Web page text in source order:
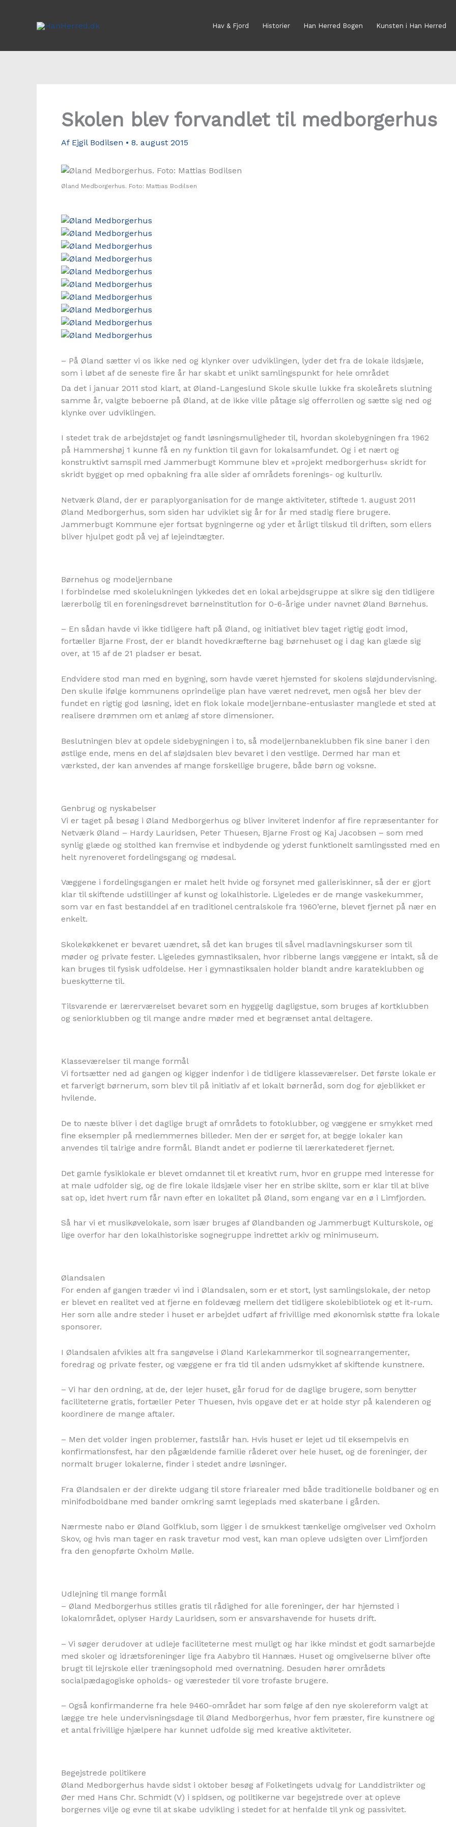
Hav & Fjord Historier Han Herred Bogen Kunsten i Han Herred
Skolen blev forvandlet til medborgerhus
Af Ejgil Bodilsen • 8. august 2015
Øland Medborgerhus. Foto: Mattias Bodilsen
– På Øland sætter vi os ikke ned og klynker over udviklingen, lyder det fra de lokale ildsjæle,
som i løbet af de seneste fire år har skabt et unikt samlingspunkt for hele området
Da det i januar 2011 stod klart, at Øland-Langeslund Skole skulle lukke fra skoleårets slutning
samme år, valgte beboerne på Øland, at de ikke ville påtage sig offerrollen og sætte sig ned og
klynke over udviklingen.
I stedet trak de arbejdstøjet og fandt løsningsmuligheder til, hvordan skolebygningen fra 1962
på Hammershøj 1 kunne få en ny funktion til gavn for lokalsamfundet. Og i et nært og
konstruktivt samspil med Jammerbugt Kommune blev et »projekt medborgerhus« skridt for
skridt bygget op med opbakning fra alle sider af områdets forenings- og kulturliv.
Netværk Øland, der er paraplyorganisation for de mange aktiviteter, stiftede 1. august 2011
Øland Medborgerhus, som siden har udviklet sig år for år med stadig flere brugere.
Jammerbugt Kommune ejer fortsat bygningerne og yder et årligt tilskud til driften, som ellers
bliver hjulpet godt på vej af lejeindtægter.
Børnehus og modeljernbane
I forbindelse med skolelukningen lykkedes det en lokal arbejdsgruppe at sikre sig den tidligere
lærerbolig til en foreningsdrevet børneinstitution for 0-6-årige under navnet Øland Børnehus.
– En sådan havde vi ikke tidligere haft på Øland, og initiativet blev taget rigtig godt imod,
fortæller Bjarne Frost, der er blandt hovedkræfterne bag børnehuset og i dag kan glæde sig
over, at 15 af de 21 pladser er besat.
Endvidere stod man med en bygning, som havde været hjemsted for skolens sløjdundervisning.
Den skulle ifølge kommunens oprindelige plan have været nedrevet, men også her blev der
fundet en rigtig god løsning, idet en flok lokale modeljernbane-entusiaster manglede et sted at
realisere drømmen om et anlæg af store dimensioner.
Beslutningen blev at opdele sidebygningen i to, så modeljernbaneklubben fik sine baner i den
østlige ende, mens en del af sløjdsalen blev bevaret i den vestlige. Dermed har man et
værksted, der kan anvendes af mange forskellige brugere, både børn og voksne.
Genbrug og nyskabelser
Vi er taget på besøg i Øland Medborgerhus og bliver inviteret indenfor af fire repræsentanter for
Netværk Øland – Hardy Lauridsen, Peter Thuesen, Bjarne Frost og Kaj Jacobsen – som med
synlig glæde og stolthed kan fremvise et indbydende og yderst funktionelt samlingssted med en
helt nyrenoveret fordelingsgang og mødesal.
Væggene i fordelingsgangen er malet helt hvide og forsynet med galleriskinner, så der er gjort
klar til skiftende udstillinger af kunst og lokalhistorie. Ligeledes er de mange vaskekummer,
som var en fast bestanddel af en traditionel centralskole fra 1960’erne, blevet fjernet på nær en
enkelt.
Skolekøkkenet er bevaret uændret, så det kan bruges til såvel madlavningskurser som til
møder og private fester. Ligeledes gymnastiksalen, hvor ribberne langs væggene er intakt, så de
kan bruges til fysisk udfoldelse. Her i gymnastiksalen holder blandt andre karateklubben og
bueskytterne til.
Tilsvarende er lærerværelset bevaret som en hyggelig dagligstue, som bruges af kortklubben
og seniorklubben og til mange andre møder med et begrænset antal deltagere.
Klasseværelser til mange formål
Vi fortsætter ned ad gangen og kigger indenfor i de tidligere klasseværelser. Det første lokale er
et farverigt børnerum, som blev til på initiativ af et lokalt børneråd, som dog for øjeblikket er
hvilende.
De to næste bliver i det daglige brugt af områdets to fotoklubber, og væggene er smykket med
fine eksempler på medlemmernes billeder. Men der er sørget for, at begge lokaler kan
anvendes til talrige andre formål. Blandt andet er podierne til lærerkatederet fjernet.
Det gamle fysiklokale er blevet omdannet til et kreativt rum, hvor en gruppe med interesse for
at male udfolder sig, og de fire lokale ildsjæle viser her en stribe skilte, som er klar til at blive
sat op, idet hvert rum får navn efter en lokalitet på Øland, som engang var en ø i Limfjorden.
Så har vi et musikøvelokale, som især bruges af Ølandbanden og Jammerbugt Kulturskole, og
lige overfor har den lokalhistoriske sognegruppe indrettet arkiv og minimuseum.
Ølandsalen
For enden af gangen træder vi ind i Ølandsalen, som er et stort, lyst samlingslokale, der netop
er blevet en realitet ved at fjerne en foldevæg mellem det tidligere skolebibliotek og et it-rum.
Her som alle andre steder i huset er arbejdet udført af frivillige med økonomisk støtte fra lokale
sponsorer.
I Ølandsalen afvikles alt fra sangøvelse i Øland Karlekammerkor til sognearrangementer,
foredrag og private fester, og væggene er fra tid til anden udsmykket af skiftende kunstnere.
– Vi har den ordning, at de, der lejer huset, går forud for de daglige brugere, som benytter
faciliteterne gratis, fortæller Peter Thuesen, hvis opgave det er at holde styr på kalenderen og
koordinere de mange aftaler.
– Men det volder ingen problemer, fastslår han. Hvis huset er lejet ud til eksempelvis en
konfirmationsfest, har den pågældende familie råderet over hele huset, og de foreninger, der
normalt bruger lokalerne, finder i stedet andre løsninger.
Fra Ølandsalen er der direkte udgang til store friarealer med både traditionelle boldbaner og en
minifodboldbane med bander omkring samt legeplads med skaterbane i gården.
Nærmeste nabo er Øland Golfklub, som ligger i de smukkest tænkelige omgivelser ved Oxholm
Skov, og hvis man tager en rask travetur mod vest, kan man opleve udsigten over Limfjorden
fra den genopførte Oxholm Mølle.
Udlejning til mange formål
– Øland Medborgerhus stilles gratis til rådighed for alle foreninger, der har hjemsted i
lokalområdet, oplyser Hardy Lauridsen, som er ansvarshavende for husets drift.
– Vi søger derudover at udleje faciliteterne mest muligt og har ikke mindst et godt samarbejde
med skoler og idrætsforeninger lige fra Aabybro til Hannæs. Huset og omgivelserne bliver ofte
brugt til lejrskole eller træningsophold med overnatning. Desuden hører områdets
socialpædagogiske opholds- og væresteder til vore trofaste brugere.
– Også konfirmanderne fra hele 9460-området har som følge af den nye skolereform valgt at
lægge tre hele undervisningsdage til Øland Medborgerhus, hvor fem præster, fire kunstnere og
et antal frivillige hjælpere har kunnet udfolde sig med kreative aktiviteter.
Begejstrede politikere
Øland Medborgerhus havde sidst i oktober besøg af Folketingets udvalg for Landdistrikter og
Øer med Hans Chr. Schmidt (V) i spidsen, og politikerne var begejstrede over at opleve
borgernes vilje og evne til at skabe udvikling i stedet for at henfalde til ynk og passivitet.